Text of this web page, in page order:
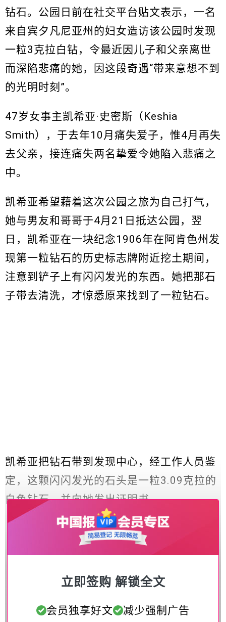
钻石。公园日前在社交平台贴文表示，一名
来自宾夕凡尼亚州的妇女造访该公园时发现
一粒3克拉白钻，令最近因儿子和父亲离世
而深陷悲痛的她，因这段奇遇“带来意想不到
的光明时刻”。
47岁女事主凯希亚·史密斯（Keshia
Smith），于去年10月痛失爱子，惟4月再失
去父亲，接连痛失两名挚爱令她陷入悲痛之
中。
凯希亚希望藉着这次公园之旅为自己打气，
她与男友和哥哥于4月21日抵达公园，翌
日，凯希亚在一块纪念1906年在阿肯色州发
现第一粒钻石的历史标志牌附近挖土期间，
注意到铲子上有闪闪发光的东西。她把那石
子带去清洗，才惊悉原来找到了一粒钻石。
凯希亚把钻石带到发现中心，经工作人员鉴
定，这颗闪闪发光的石头是一粒3.09克拉的
白色钻石，并向她发出证明书。
立即签购 解锁全文
会员独享好文
减少强制广告